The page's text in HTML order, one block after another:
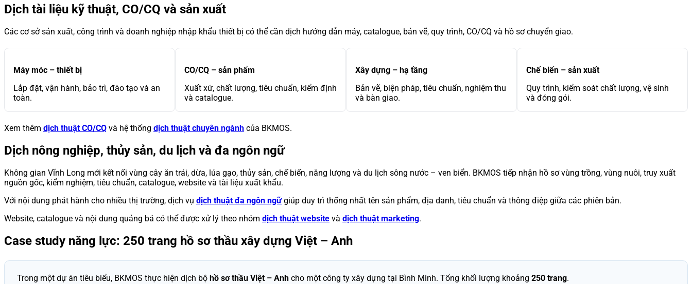
Dịch tài liệu kỹ thuật, CO/CQ và sản xuất
Các cơ sở sản xuất, công trình và doanh nghiệp nhập khẩu thiết bị có thể cần dịch hướng dẫn máy, catalogue, bản vẽ, quy trình, CO/CQ và hồ sơ chuyển giao.
Máy móc – thiết bị
Lắp đặt, vận hành, bảo trì, đào tạo và an
toàn.
CO/CQ – sản phẩm
Xuất xứ, chất lượng, tiêu chuẩn, kiểm định
và catalogue.
Xây dựng – hạ tầng
Bản vẽ, biện pháp, tiêu chuẩn, nghiệm thu
và bàn giao.
Chế biến – sản xuất
Quy trình, kiểm soát chất lượng, vệ sinh
và đóng gói.
Xem thêm dịch thuật CO/CQ và hệ thống dịch thuật chuyên ngành của BKMOS.
Dịch nông nghiệp, thủy sản, du lịch và đa ngôn ngữ
Không gian Vĩnh Long mới kết nối vùng cây ăn trái, dừa, lúa gạo, thủy sản, chế biến, năng lượng và du lịch sông nước – ven biển. BKMOS tiếp nhận hồ sơ vùng trồng, vùng nuôi, truy xuất
nguồn gốc, kiểm nghiệm, tiêu chuẩn, catalogue, website và tài liệu xuất khẩu.
Với nội dung phát hành cho nhiều thị trường, dịch vụ dịch thuật đa ngôn ngữgiúp duy trì thống nhất tên sản phẩm, địa danh, tiêu chuẩn và thông điệp giữa các phiên bản.
Website, catalogue và nội dung quảng bá có thể được xử lý theo nhóm dịch thuật website và dịch thuật marketing.
Case study năng lực: 250 trang hồ sơ thầu xây dựng Việt – Anh
Trong một dự án tiêu biểu, BKMOS thực hiện dịch bộ hồ sơ thầu Việt – Anh cho một công ty xây dựng tại Bình Minh. Tổng khối lượng khoảng 250 trang.